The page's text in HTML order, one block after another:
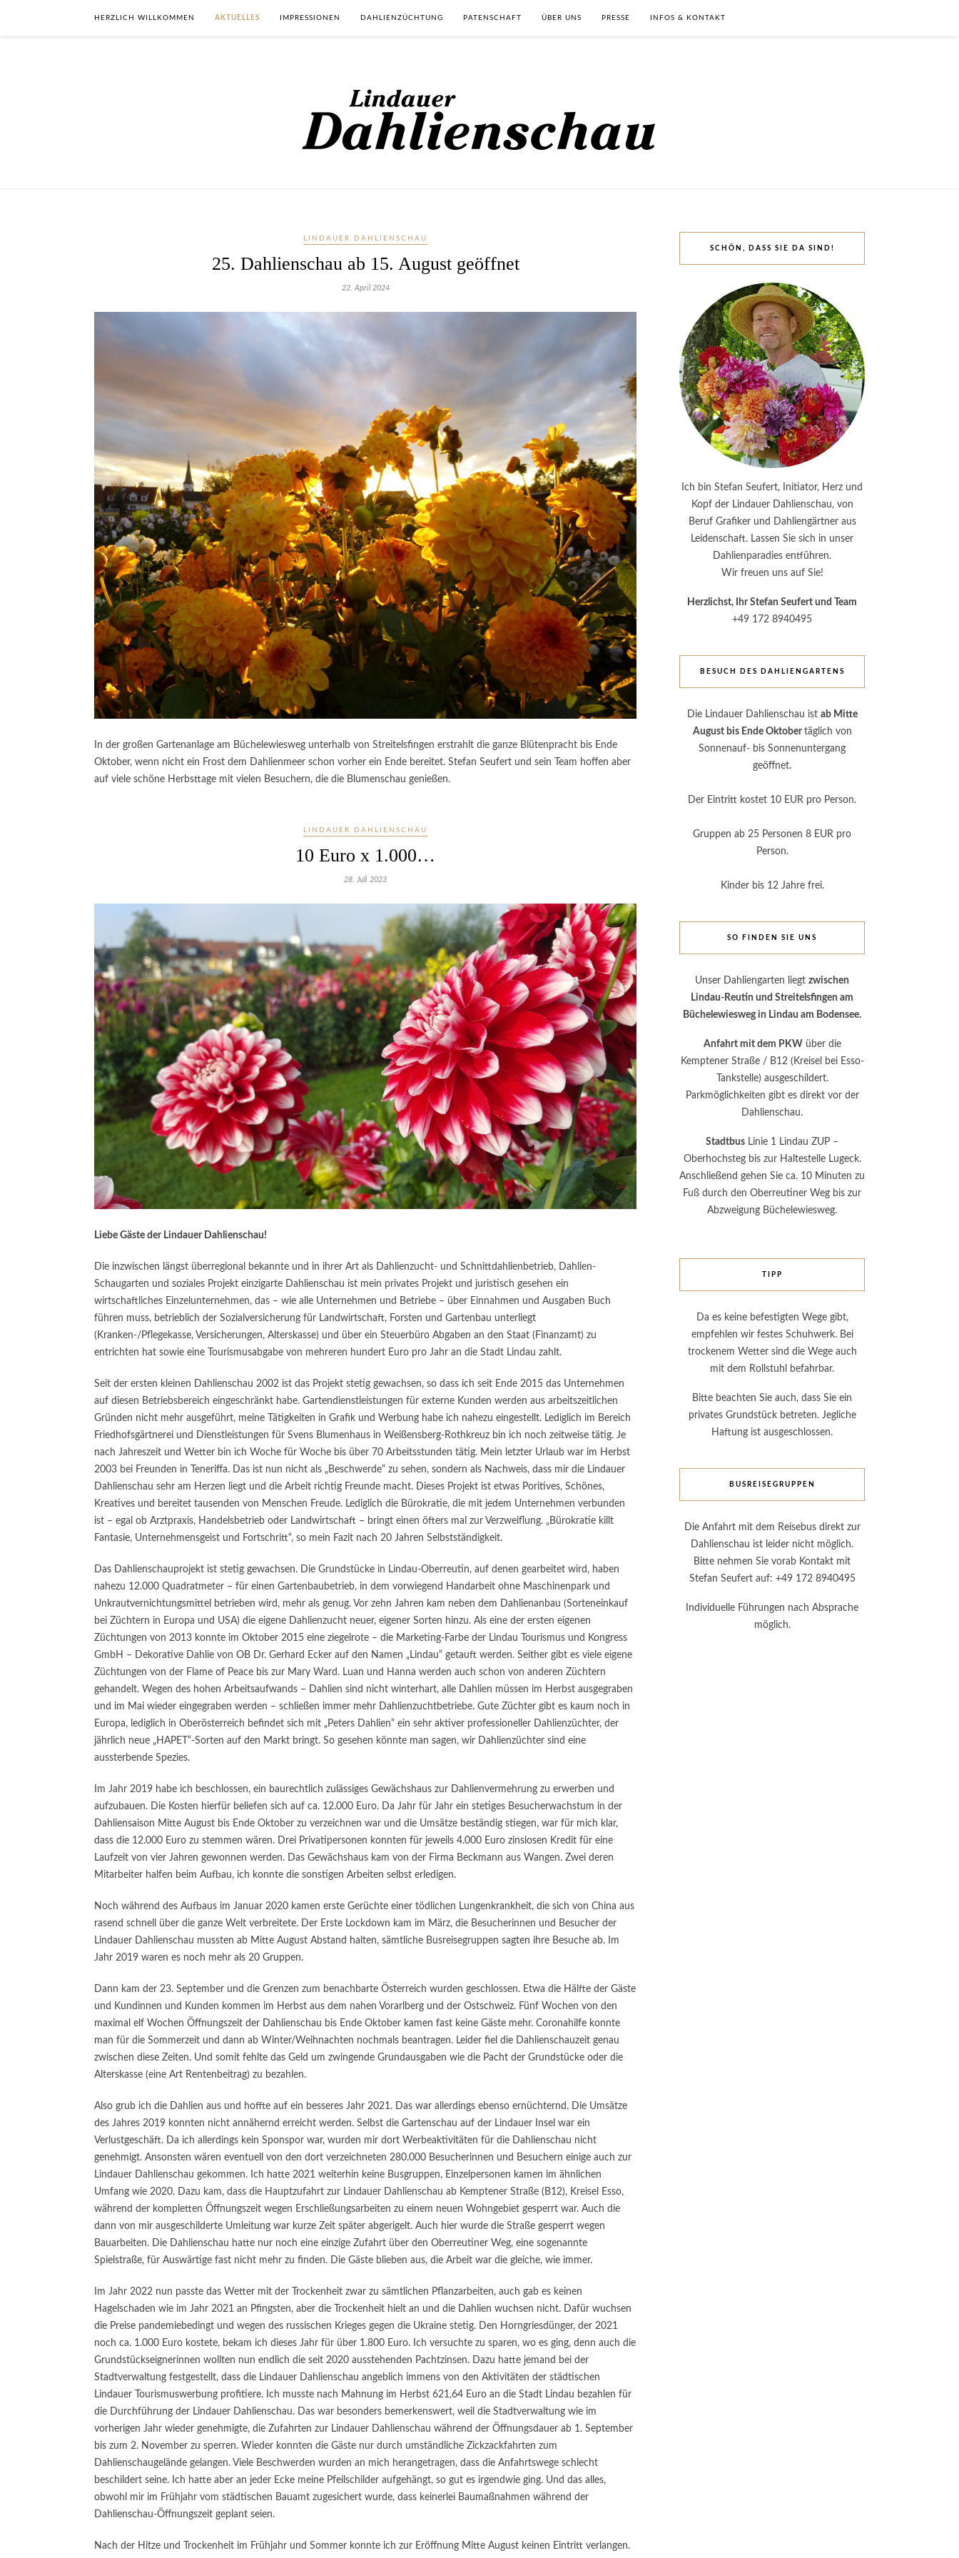
HERZLICH WILLKOMMEN AKTUELLES IMPRESSIONEN DAHLIENZÜCHTUNG PATENSCHAFT ÜBER UNS PRESSE INFOS & KONTAKT
LINDAUER DAHLIENSCHAU
25. Dahlienschau ab 15. August geöffnet
22. April 2024
In der großen Gartenanlage am Büchelewiesweg unterhalb von Streitelsfingen erstrahlt die ganze Blütenpracht bis Ende
Oktober, wenn nicht ein Frost dem Dahlienmeer schon vorher ein Ende bereitet. Stefan Seufert und sein Team hoffen aber
auf viele schöne Herbsttage mit vielen Besuchern, die die Blumenschau genießen.
LINDAUER DAHLIENSCHAU
10 Euro x 1.000…
28. Juli 2023
Liebe Gäste der Lindauer Dahlienschau!
Die inzwischen längst überregional bekannte und in ihrer Art als Dahlienzucht- und Schnittdahlienbetrieb, Dahlien-
Schaugarten und soziales Projekt einzigarte Dahlienschau ist mein privates Projekt und juristisch gesehen ein
wirtschaftliches Einzelunternehmen, das – wie alle Unternehmen und Betriebe – über Einnahmen und Ausgaben Buch
führen muss, betrieblich der Sozialversicherung für Landwirtschaft, Forsten und Gartenbau unterliegt
(Kranken-/Pflegekasse, Versicherungen, Alterskasse) und über ein Steuerbüro Abgaben an den Staat (Finanzamt) zu
entrichten hat sowie eine Tourismusabgabe von mehreren hundert Euro pro Jahr an die Stadt Lindau zahlt.
Seit der ersten kleinen Dahlienschau 2002 ist das Projekt stetig gewachsen, so dass ich seit Ende 2015 das Unternehmen
auf diesen Betriebsbereich eingeschränkt habe. Gartendienstleistungen für externe Kunden werden aus arbeitszeitlichen
Gründen nicht mehr ausgeführt, meine Tätigkeiten in Grafik und Werbung habe ich nahezu eingestellt. Lediglich im Bereich
Friedhofsgärtnerei und Dienstleistungen für Svens Blumenhaus in Weißensberg-Rothkreuz bin ich noch zeitweise tätig. Je
nach Jahreszeit und Wetter bin ich Woche für Woche bis über 70 Arbeitsstunden tätig. Mein letzter Urlaub war im Herbst
2003 bei Freunden in Teneriffa. Das ist nun nicht als „Beschwerde“ zu sehen, sondern als Nachweis, dass mir die Lindauer
Dahlienschau sehr am Herzen liegt und die Arbeit richtig Freunde macht. Dieses Projekt ist etwas Poritives, Schönes,
Kreatives und bereitet tausenden von Menschen Freude. Lediglich die Bürokratie, die mit jedem Unternehmen verbunden
ist – egal ob Arztpraxis, Handelsbetrieb oder Landwirtschaft – bringt einen öfters mal zur Verzweiflung. „Bürokratie killt
Fantasie, Unternehmensgeist und Fortschritt“, so mein Fazit nach 20 Jahren Selbstständigkeit.
Das Dahlienschauprojekt ist stetig gewachsen. Die Grundstücke in Lindau-Oberreutin, auf denen gearbeitet wird, haben
nahezu 12.000 Quadratmeter – für einen Gartenbaubetrieb, in dem vorwiegend Handarbeit ohne Maschinenpark und
Unkrautvernichtungsmittel betrieben wird, mehr als genug. Vor zehn Jahren kam neben dem Dahlienanbau (Sorteneinkauf
bei Züchtern in Europa und USA) die eigene Dahlienzucht neuer, eigener Sorten hinzu. Als eine der ersten eigenen
Züchtungen von 2013 konnte im Oktober 2015 eine ziegelrote – die Marketing-Farbe der Lindau Tourismus und Kongress
GmbH – Dekorative Dahlie von OB Dr. Gerhard Ecker auf den Namen „Lindau“ getauft werden. Seither gibt es viele eigene
Züchtungen von der Flame of Peace bis zur Mary Ward. Luan und Hanna werden auch schon von anderen Züchtern
gehandelt. Wegen des hohen Arbeitsaufwands – Dahlien sind nicht winterhart, alle Dahlien müssen im Herbst ausgegraben
und im Mai wieder eingegraben werden – schließen immer mehr Dahlienzuchtbetriebe. Gute Züchter gibt es kaum noch in
Europa, lediglich in Oberösterreich befindet sich mit „Peters Dahlien“ ein sehr aktiver professioneller Dahlienzüchter, der
jährlich neue „HAPET“-Sorten auf den Markt bringt. So gesehen könnte man sagen, wir Dahlienzüchter sind eine
aussterbende Spezies.
Im Jahr 2019 habe ich beschlossen, ein baurechtlich zulässiges Gewächshaus zur Dahlienvermehrung zu erwerben und
aufzubauen. Die Kosten hierfür beliefen sich auf ca. 12.000 Euro. Da Jahr für Jahr ein stetiges Besucherwachstum in der
Dahliensaison Mitte August bis Ende Oktober zu verzeichnen war und die Umsätze beständig stiegen, war für mich klar,
dass die 12.000 Euro zu stemmen wären. Drei Privatipersonen konnten für jeweils 4.000 Euro zinslosen Kredit für eine
Laufzeit von vier Jahren gewonnen werden. Das Gewächshaus kam von der Firma Beckmann aus Wangen. Zwei deren
Mitarbeiter halfen beim Aufbau, ich konnte die sonstigen Arbeiten selbst erledigen.
Noch während des Aufbaus im Januar 2020 kamen erste Gerüchte einer tödlichen Lungenkrankheit, die sich von China aus
rasend schnell über die ganze Welt verbreitete. Der Erste Lockdown kam im März, die Besucherinnen und Besucher der
Lindauer Dahlienschau mussten ab Mitte August Abstand halten, sämtliche Busreisegruppen sagten ihre Besuche ab. Im
Jahr 2019 waren es noch mehr als 20 Gruppen.
Dann kam der 23. September und die Grenzen zum benachbarte Österreich wurden geschlossen. Etwa die Hälfte der Gäste
und Kundinnen und Kunden kommen im Herbst aus dem nahen Vorarlberg und der Ostschweiz. Fünf Wochen von den
maximal elf Wochen Öffnungszeit der Dahlienschau bis Ende Oktober kamen fast keine Gäste mehr. Coronahilfe konnte
man für die Sommerzeit und dann ab Winter/Weihnachten nochmals beantragen. Leider fiel die Dahlienschauzeit genau
zwischen diese Zeiten. Und somit fehlte das Geld um zwingende Grundausgaben wie die Pacht der Grundstücke oder die
Alterskasse (eine Art Rentenbeitrag) zu bezahlen.
Also grub ich die Dahlien aus und hoffte auf ein besseres Jahr 2021. Das war allerdings ebenso ernüchternd. Die Umsätze
des Jahres 2019 konnten nicht annähernd erreicht werden. Selbst die Gartenschau auf der Lindauer Insel war ein
Verlustgeschäft. Da ich allerdings kein Sponspor war, wurden mir dort Werbeaktivitäten für die Dahlienschau nicht
genehmigt. Ansonsten wären eventuell von den dort verzeichneten 280.000 Besucherinnen und Besuchern einige auch zur
Lindauer Dahlienschau gekommen. Ich hatte 2021 weiterhin keine Busgruppen, Einzelpersonen kamen im ähnlichen
Umfang wie 2020. Dazu kam, dass die Hauptzufahrt zur Lindauer Dahlienschau ab Kemptener Straße (B12), Kreisel Esso,
während der kompletten Öffnungszeit wegen Erschließungsarbeiten zu einem neuen Wohngebiet gesperrt war. Auch die
dann von mir ausgeschilderte Umleitung war kurze Zeit später abgerigelt. Auch hier wurde die Straße gesperrt wegen
Bauarbeiten. Die Dahlienschau hatte nur noch eine einzige Zufahrt über den Oberreutiner Weg, eine sogenannte
Spielstraße, für Auswärtige fast nicht mehr zu finden. Die Gäste blieben aus, die Arbeit war die gleiche, wie immer.
Im Jahr 2022 nun passte das Wetter mit der Trockenheit zwar zu sämtlichen Pflanzarbeiten, auch gab es keinen
Hagelschaden wie im Jahr 2021 an Pfingsten, aber die Trockenheit hielt an und die Dahlien wuchsen nicht. Dafür wuchsen
die Preise pandemiebedingt und wegen des russischen Krieges gegen die Ukraine stetig. Den Horngriesdünger, der 2021
noch ca. 1.000 Euro kostete, bekam ich dieses Jahr für über 1.800 Euro. Ich versuchte zu sparen, wo es ging, denn auch die
Grundstückseignerinnen wollten nun endlich die seit 2020 ausstehenden Pachtzinsen. Dazu hatte jemand bei der
Stadtverwaltung festgestellt, dass die Lindauer Dahlienschau angeblich immens von den Aktivitäten der städtischen
Lindauer Tourismuswerbung profitiere. Ich musste nach Mahnung im Herbst 621,64 Euro an die Stadt Lindau bezahlen für
die Durchführung der Lindauer Dahlienschau. Das war besonders bemerkenswert, weil die Stadtverwaltung wie im
vorherigen Jahr wieder genehmigte, die Zufahrten zur Lindauer Dahlienschau während der Öffnungsdauer ab 1. September
bis zum 2. November zu sperren. Wieder konnten die Gäste nur durch umständliche Zickzackfahrten zum
Dahlienschaugelände gelangen. Viele Beschwerden wurden an mich herangetragen, dass die Anfahrtswege schlecht
beschildert seine. Ich hatte aber an jeder Ecke meine Pfeilschilder aufgehängt, so gut es irgendwie ging. Und das alles,
obwohl mir im Frühjahr vom städtischen Bauamt zugesichert wurde, dass keinerlei Baumaßnahmen während der
Dahlienschau-Öffnungszeit geplant seien.
Nach der Hitze und Trockenheit im Frühjahr und Sommer konnte ich zur Eröffnung Mitte August keinen Eintritt verlangen.
SCHÖN, DASS SIE DA SIND!
Ich bin Stefan Seufert, Initiator, Herz und
Kopf der Lindauer Dahlienschau, von
Beruf Grafiker und Dahliengärtner aus
Leidenschaft. Lassen Sie sich in unser
Dahlienparadies entführen.
Wir freuen uns auf Sie!
Herzlichst, Ihr Stefan Seufert und Team
+49 172 8940495
BESUCH DES DAHLIENGARTENS
Die Lindauer Dahlienschau ist ab Mitte
August bis Ende Oktober täglich von
Sonnenauf- bis Sonnenuntergang
geöffnet.
Der Eintritt kostet 10 EUR pro Person.
Gruppen ab 25 Personen 8 EUR pro
Person.
Kinder bis 12 Jahre frei.
SO FINDEN SIE UNS
Unser Dahliengarten liegt zwischen
Lindau-Reutin und Streitelsfingen am
Büchelewiesweg in Lindau am Bodensee.
Anfahrt mit dem PKW über die
Kemptener Straße / B12 (Kreisel bei Esso-
Tankstelle) ausgeschildert.
Parkmöglichkeiten gibt es direkt vor der
Dahlienschau.
Stadtbus Linie 1 Lindau ZUP –
Oberhochsteg bis zur Haltestelle Lugeck.
Anschließend gehen Sie ca. 10 Minuten zu
Fuß durch den Oberreutiner Weg bis zur
Abzweigung Büchelewiesweg.
TIPP
Da es keine befestigten Wege gibt,
empfehlen wir festes Schuhwerk. Bei
trockenem Wetter sind die Wege auch
mit dem Rollstuhl befahrbar.
Bitte beachten Sie auch, dass Sie ein
privates Grundstück betreten. Jegliche
Haftung ist ausgeschlossen.
BUSREISEGRUPPEN
Die Anfahrt mit dem Reisebus direkt zur
Dahlienschau ist leider nicht möglich.
Bitte nehmen Sie vorab Kontakt mit
Stefan Seufert auf: +49 172 8940495
Individuelle Führungen nach Absprache
möglich.